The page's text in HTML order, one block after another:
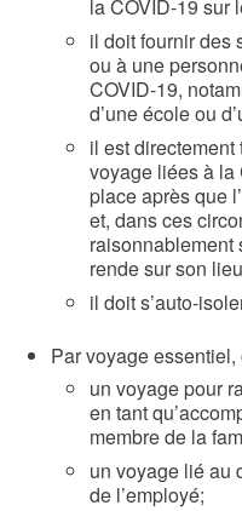
la COVID-19 sur
il doit fournir des
ou à une
COVID-19,
d’une école ou
il est
voyage liées à la
place après que
et, dans ces
raisonnablement
rende sur son
il doit s’auto-
Par voyage essentiel,
un voyage pour
en tant
membre de la
un voyage lié au
de l’employé;